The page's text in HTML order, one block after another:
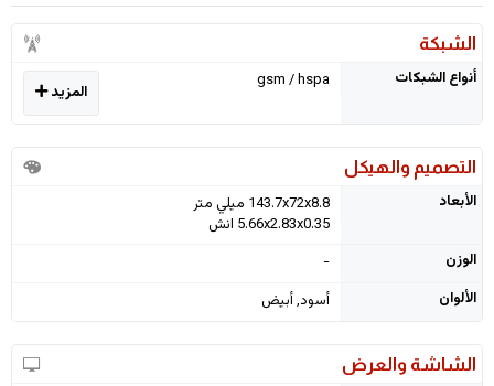
الشبكة
أنواع الشبكات gsm / hspa
المزيد
التصميم والهيكل
الأبعاد
143.7x72x8.8 ميلي متر
5.66x2.83x0.35 انش
الوزن
-
الألوان
أسود, أبيض
الشاشة والعرض